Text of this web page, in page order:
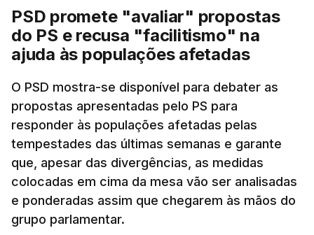
PSD promete "avaliar" propostas
do PS e recusa "facilitismo" na
ajuda às populações afetadas
O PSD mostra-se disponível para debater as
propostas apresentadas pelo PS para
responder às populações afetadas pelas
tempestades das últimas semanas e garante
que, apesar das divergências, as medidas
colocadas em cima da mesa vão ser analisadas
e ponderadas assim que chegarem às mãos do
grupo parlamentar.